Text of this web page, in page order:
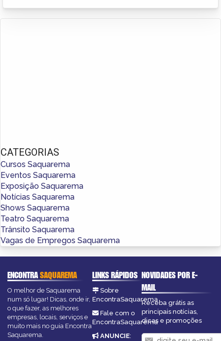
CATEGORIAS
Cursos Saquarema
Eventos Saquarema
Exposição Saquarema
Notícias Saquarema
Shows Saquarema
Teatro Saquarema
Trânsito Saquarema
Vagas de Empregos Saquarema
ENCONTRASAQUAREMA
O melhor de Saquarema
num só lugar! Dicas, onde ir,
o que fazer, as melhores
empresas, locais, serviços e
muito mais no guia Encontra
Saquarema.
LINKS RÁPIDOS
Sobre
EncontraSaquarema
Fale com o
EncontraSaquarema
ANUNCIE:
NOVIDADES POR E-
MAIL
Receba grátis as
principais notícias,
dicas e promoções